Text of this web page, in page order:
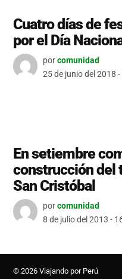
Cuatro días de
por el Día
porcomunidad
25 de junio del 2018
En setiembre
construcción del
San Cristóbal
porcomunidad
8 de julio del 2013 -
© 2026 Viajando por Perú